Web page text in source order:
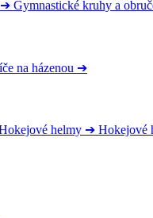
➔ Gymnastické kruhy a
na házenou ➔
helmy ➔ Hokejové